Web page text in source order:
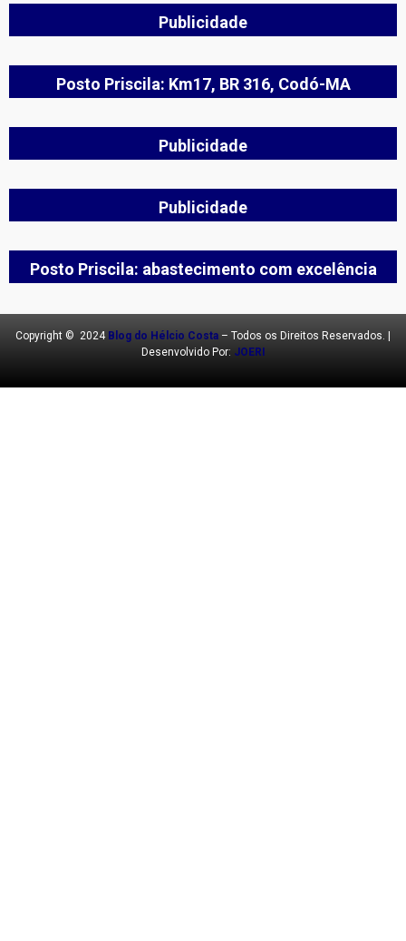
Publicidade
Posto Priscila: Km17, BR 316, Codó-MA
Publicidade
Publicidade
Posto Priscila: abastecimento com excelência
Copyright © 2024 Blog do Hélcio Costa – Todos os Direitos Reservados. |
Desenvolvido Por: JOERI